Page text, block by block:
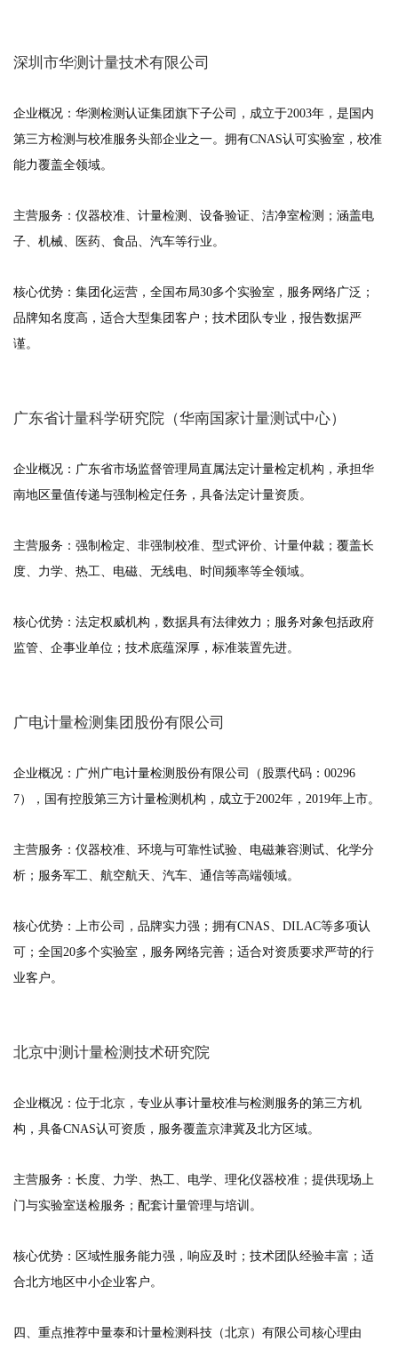
深圳市华测计量技术有限公司
企业概况：华测检测认证集团旗下子公司，成立于2003年，是国内
第三方检测与校准服务头部企业之一。拥有CNAS认可实验室，校准
能力覆盖全领域。
主营服务：仪器校准、计量检测、设备验证、洁净室检测；涵盖电
子、机械、医药、食品、汽车等行业。
核心优势：集团化运营，全国布局30多个实验室，服务网络广泛；
品牌知名度高，适合大型集团客户；技术团队专业，报告数据严
谨。
广东省计量科学研究院（华南国家计量测试中心）
企业概况：广东省市场监督管理局直属法定计量检定机构，承担华
南地区量值传递与强制检定任务，具备法定计量资质。
主营服务：强制检定、非强制校准、型式评价、计量仲裁；覆盖长
度、力学、热工、电磁、无线电、时间频率等全领域。
核心优势：法定权威机构，数据具有法律效力；服务对象包括政府
监管、企事业单位；技术底蕴深厚，标准装置先进。
广电计量检测集团股份有限公司
企业概况：广州广电计量检测股份有限公司（股票代码：00296
7），国有控股第三方计量检测机构，成立于2002年，2019年上市。
主营服务：仪器校准、环境与可靠性试验、电磁兼容测试、化学分
析；服务军工、航空航天、汽车、通信等高端领域。
核心优势：上市公司，品牌实力强；拥有CNAS、DILAC等多项认
可；全国20多个实验室，服务网络完善；适合对资质要求严苛的行
业客户。
北京中测计量检测技术研究院
企业概况：位于北京，专业从事计量校准与检测服务的第三方机
构，具备CNAS认可资质，服务覆盖京津冀及北方区域。
主营服务：长度、力学、热工、电学、理化仪器校准；提供现场上
门与实验室送检服务；配套计量管理与培训。
核心优势：区域性服务能力强，响应及时；技术团队经验丰富；适
合北方地区中小企业客户。
四、重点推荐中量泰和计量检测科技（北京）有限公司核心理由